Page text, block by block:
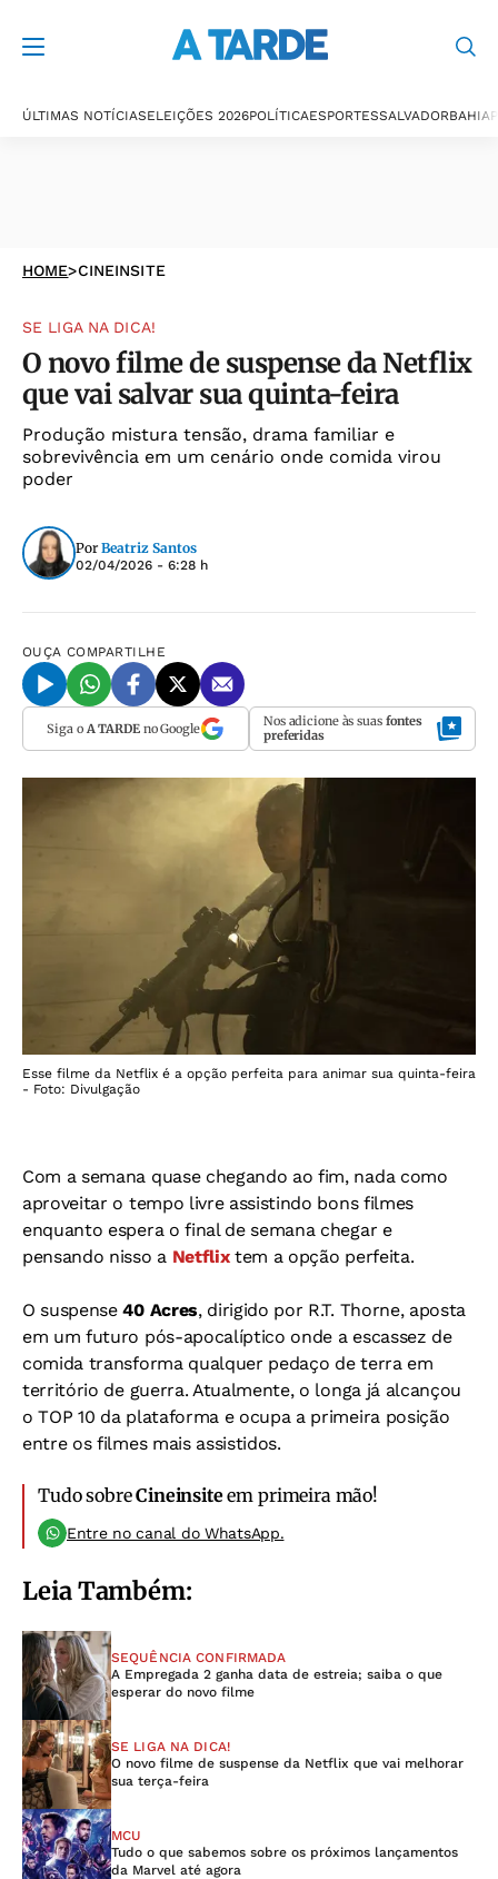
ÚLTIMAS NOTÍCIASELEIÇÕES 2026POLÍTICAESPORTESSALVADORBAHIA
HOME>CINEINSITE
SE LIGA NA DICA!
O novo filme de suspense da Netflix
que vai salvar sua quinta-feira
Produção mistura tensão, drama familiar e
sobrevivência em um cenário onde comida virou
poder
Por Beatriz Santos
02/04/2026 - 6:28 h
OUÇA COMPARTILHE
Siga o A TARDEno Google Nos adicione às suas fontes
preferidas
Esse filme da Netflix é a opção perfeita para animar sua quinta-feira
- Foto: Divulgação
Com a semana quase chegando ao fim, nada como
aproveitar o tempo livre assistindo bons filmes
enquanto espera o final de semana chegar e
pensando nisso a Netflixtem a opção perfeita.
O suspense40 Acres, dirigido por R.T. Thorne, aposta
em um futuro pós-apocalíptico onde a escassez de
comida transforma qualquer pedaço de terra em
território de guerra. Atualmente, o longa já alcançou
o TOP 10 da plataforma e ocupa a primeira posição
entre os filmes mais assistidos.
Tudo sobreCineinsiteem primeira mão!
Entre no canal do WhatsApp.
Leia Também:
SEQUÊNCIA CONFIRMADA
A Empregada 2 ganha data de estreia; saiba o que
esperar do novo filme
SE LIGA NA DICA!
O novo filme de suspense da Netflix que vai melhorar
sua terça-feira
MCU
Tudo o que sabemos sobre os próximos lançamentos
da Marvel até agora